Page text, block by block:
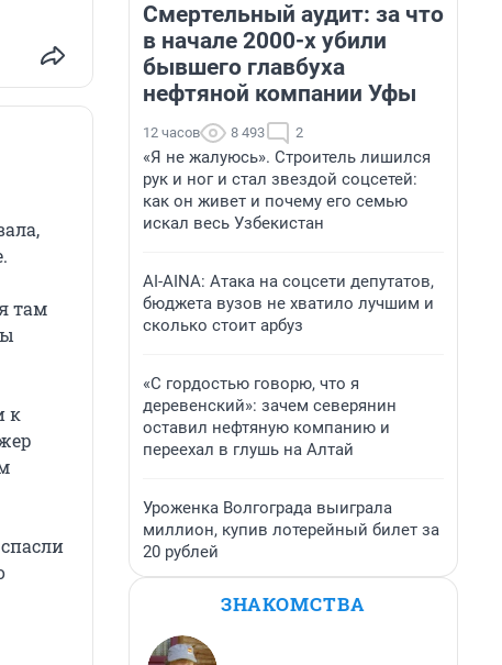
там
к
Смертельный аудит: за что
в начале 2000-х убили
бывшего главбуха
нефтяной компании Уфы
12 часов 8 493 2
«Я не жалуюсь». Строитель лишился
рук и ног и стал звездой соцсетей:
как он живет и почему его семью
искал весь Узбекистан
AI-AINA: Атака на соцсети депутатов,
бюджета вузов не хватило лучшим и
сколько стоит арбуз
«С гордостью говорю, что я
деревенский»: зачем северянин
оставил нефтяную компанию и
переехал в глушь на Алтай
Уроженка Волгограда выиграла
миллион, купив лотерейный билет за
20 рублей
ЗНАКОМСТВА